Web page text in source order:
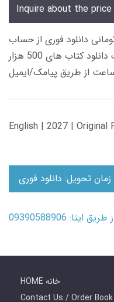
Inquire about the
کتاب های 600 هزار تومانی دانلود فوری از حساب
کاربری می باشد، و زمان تحویل لینک دانلود کتاب های 500 هزار
English | 2027 | Original
زمان تحویل: دانلود فوری
09390588906
HOME خانه